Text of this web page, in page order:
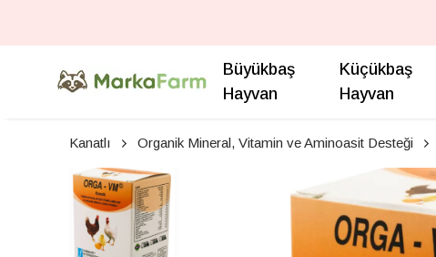
Büyükbaş
Hayvan
Küçükbaş
Hayvan
Kanatlı Organik Mineral, Vitamin ve Aminoasit Desteği